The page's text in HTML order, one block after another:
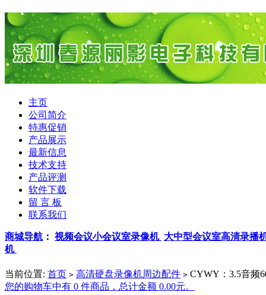
主页
公司简介
特惠促销
产品展示
最新信息
技术支持
产品评测
软件下载
留 言 板
联系我们
商城导航 ： 视频会议小会议室录像机 大中型会议室高清录播
机
当前位置: 首页 > 高清硬盘录像机周边配件 > CYWY：3.5音频
您的购物车中有 0 件商品，总计金额 0.00元。